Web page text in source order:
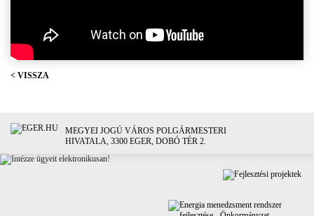
< VISSZA
MEGYEI JOGÚ VÁROS POLGÁRMESTERI
HIVATALA, 3300 EGER, DOBÓ TÉR 2.